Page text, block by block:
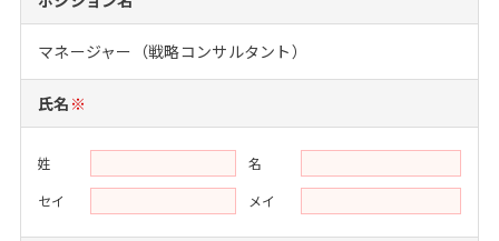
インターン受入企業一覧
MBAを生かす求人特集
年齢と年収の相関図
マネージャー（戦略コンサルタント）
氏名 ※
姓
名
セイ
メイ